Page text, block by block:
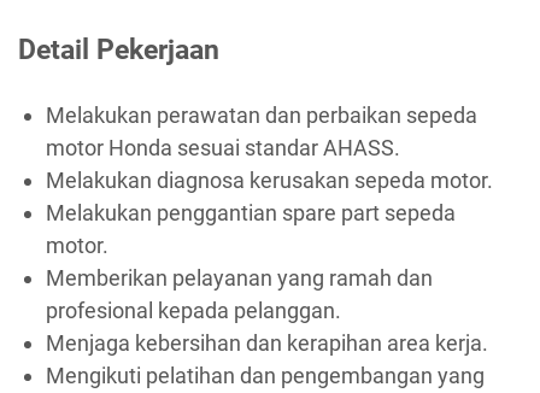
Detail Pekerjaan
Melakukan perawatan dan perbaikan sepeda
motor Honda sesuai standar AHASS.
Melakukan diagnosa kerusakan sepeda motor.
Melakukan penggantian spare part sepeda
motor.
Memberikan pelayanan yang ramah dan
profesional kepada pelanggan.
Menjaga kebersihan dan kerapihan area kerja.
Mengikuti pelatihan dan pengembangan yang